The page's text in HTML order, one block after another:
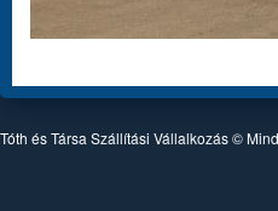
Tóth és Társa Szállítási Vállalkozás ©